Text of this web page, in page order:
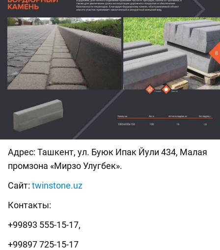
Адрес: Ташкент, ул. Буюк Ипак Йули 434, Малая
промзона «Мирзо Улугбек».
Сайт: twinstone.uz
Контакты:
+99893 555-15-17,
+99897 725-15-17